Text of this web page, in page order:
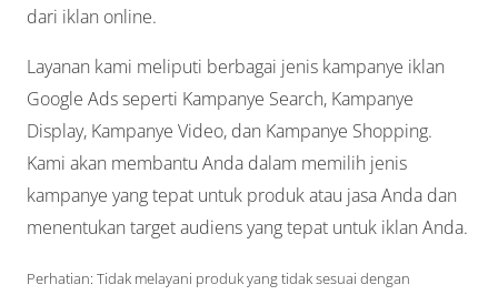
dari iklan online.
Layanan kami meliputi berbagai jenis kampanye iklan
Google Ads seperti Kampanye Search, Kampanye
Display, Kampanye Video, dan Kampanye Shopping.
Kami akan membantu Anda dalam memilih jenis
kampanye yang tepat untuk produk atau jasa Anda dan
menentukan target audiens yang tepat untuk iklan Anda.
Perhatian: Tidak melayani produk yang tidak sesuai dengan